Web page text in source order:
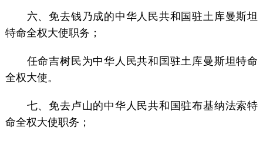
六、免去钱乃成的中华人民共和国驻土库曼斯坦
特命全权大使职务；
任命吉树民为中华人民共和国驻土库曼斯坦特命
全权大使。
七、免去卢山的中华人民共和国驻布基纳法索特
命全权大使职务；